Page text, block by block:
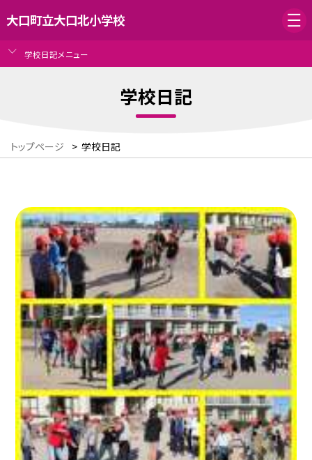
大口町立大口北小学校
学校日記メニュー
学校日記
トップページ > 学校日記